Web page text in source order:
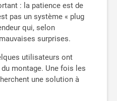
: la patience est de
pas un système « plug
qui, selon
surprises.
utilisateurs ont
montage. Une fois les
une solution à